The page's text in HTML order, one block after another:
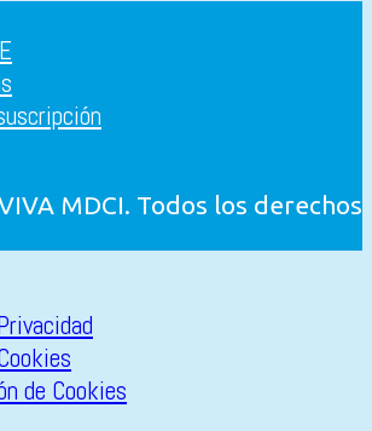
MDCI. Todos los derechos
de Cookies